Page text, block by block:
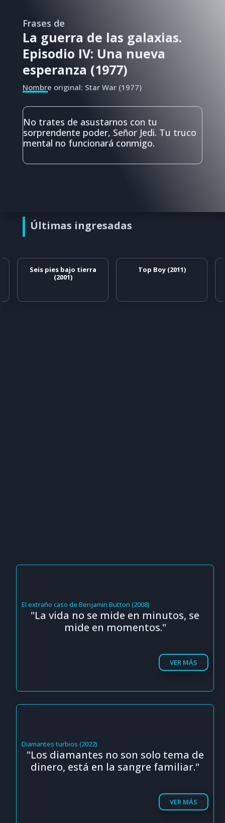
Frases de
La guerra de las galaxias.
Episodio IV: Una nueva
esperanza (1977)
Nombre original: Star War (1977)
No trates de asustarnos con tu
sorprendente poder, Señor Jedi. Tu truco
mental no funcionará conmigo.
Últimas ingresadas
Seis pies bajo tierra
(2001)
Top Boy (2011)
El extraño caso de Benjamin Button (2008)
"La vida no se mide en minutos, se
mide en momentos."
VER MÁS
Diamantes turbios (2022)
"Los diamantes no son solo tema de
dinero, está en la sangre familiar."
VER MÁS